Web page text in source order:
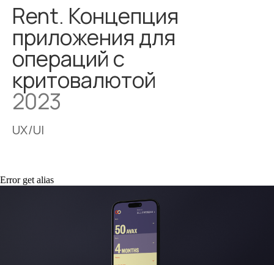
Rent. Концепция
приложения для
операций с
критовалютой
2023
UX/UI
Error get alias